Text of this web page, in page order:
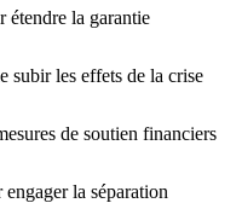
étendre la garantie
subir les effets de la crise
de soutien financiers
la séparation